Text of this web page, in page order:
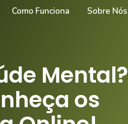
Como Funciona Sobre Nós
Mental?
os